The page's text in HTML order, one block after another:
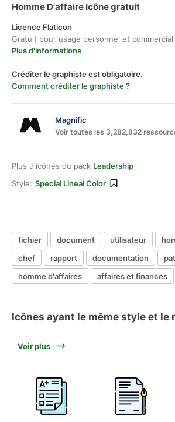
Homme D'affaire Icône gratuit
Licence Flaticon
Gratuit pour usage personnel et
Plus d'informations
Créditer le graphiste est obligatoire.
Comment créditer le graphiste ?
Magnific
Voir toutes les 3,282,832
Plus d'icônes du pack Leadership
Style: Special Lineal Color
fichier document utilisateur
chef
rapport documentation
homme d'affaires
affaires et finances
Icônes ayant le même style et le
Voir plus